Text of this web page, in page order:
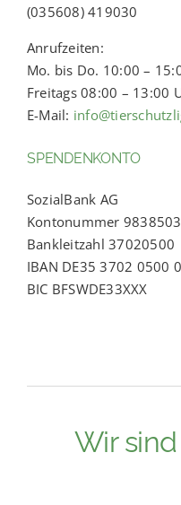
(035608) 419030
Anrufzeiten:
Mo. bis Do. 10:00 –
Freitags 08:00 – 13:00
E-Mail:
SPENDENKONTO
SozialBank AG
Kontonummer 9838503
Bankleitzahl 37020500
IBAN DE35 3702 0500
BIC BFSWDE33XXX
Wir